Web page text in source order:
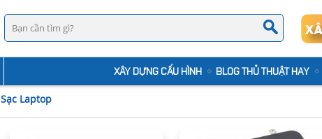
XÂY DỰNG CẤU HÌNH BLOG THỦ THUẬT HAY
Sạc Laptop